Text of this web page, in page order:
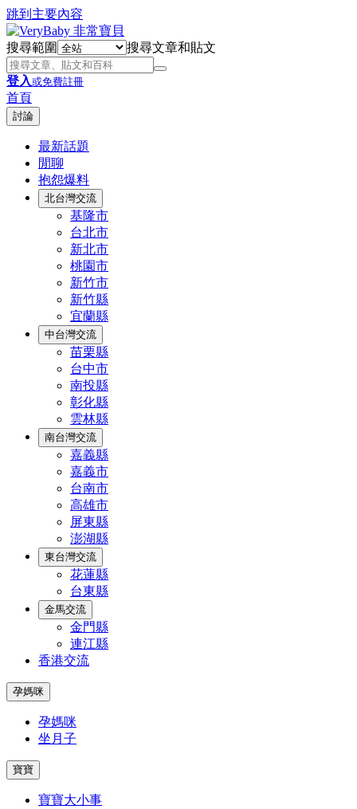
跳到主要內容
搜尋範圍 搜尋文章和貼文
登入或免費註冊
首頁
討論
最新話題
閒聊
抱怨爆料
北台灣交流
基隆市
台北市
新北市
桃園市
新竹市
新竹縣
宜蘭縣
中台灣交流
苗栗縣
台中市
南投縣
彰化縣
雲林縣
南台灣交流
嘉義縣
嘉義市
台南市
高雄市
屏東縣
澎湖縣
東台灣交流
花蓮縣
台東縣
金馬交流
金門縣
連江縣
香港交流
孕媽咪
孕媽咪
坐月子
寶寶
寶寶大小事